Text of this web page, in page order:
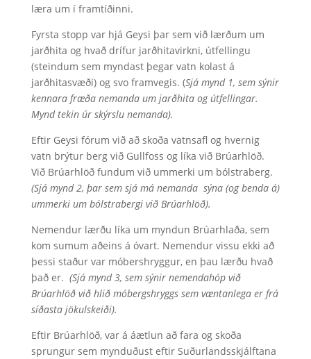
læra um í framtíðinni.
Fyrsta stopp var hjá Geysi þar sem við lærðum um
jarðhita og hvað drífur jarðhitavirkni, útfellingu
(steindum sem myndast þegar vatn kolast á
jarðhitasvæði) og svo framvegis. (Sjá mynd 1, sem sýnir
kennara fræða nemanda um jarðhita og útfellingar.
Mynd tekin úr skýrslu nemanda).
Eftir Geysi fórum við að skoða vatnsafl og hvernig
vatn brýtur berg við Gullfoss og líka við Brúarhlöð.
Við Brúarhlöð fundum við ummerki um bólstraberg.
(Sjá mynd 2, þar sem sjá má nemanda sýna (og benda á)
ummerki um bólstrabergi við Brúarhlöð).
Nemendur lærðu líka um myndun Brúarhlaða, sem
kom sumum aðeins á óvart. Nemendur vissu ekki að
þessi staður var móbershryggur, en þau lærðu hvað
það er. (Sjá mynd 3, sem sýnir nemendahóp við
Brúarhlöð við hlið móbergshryggs sem væntanlega er frá
síðasta jökulskeiði).
Eftir Brúarhlöð, var á áætlun að fara og skoða
sprungur sem mynduðust eftir Suðurlandsskjálftana